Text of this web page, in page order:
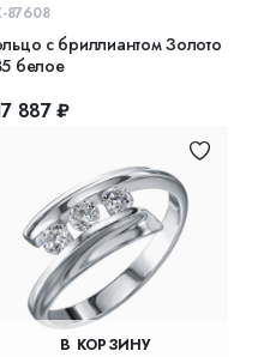
87608
с бриллиантом Золото
белое
887 ₽
В КОРЗИНУ